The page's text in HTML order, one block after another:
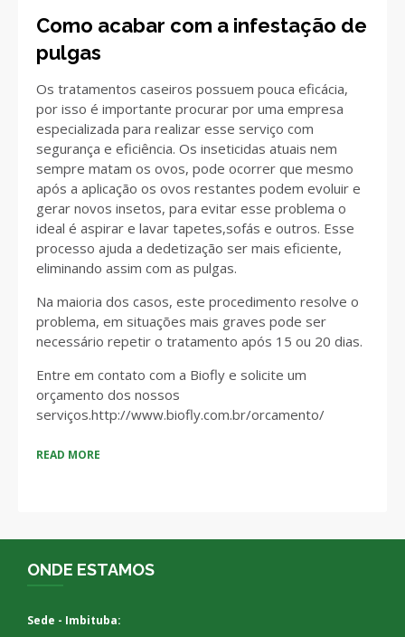
Como acabar com a infestação de
pulgas
Os tratamentos caseiros possuem pouca eficácia,
por isso é importante procurar por uma empresa
especializada para realizar esse serviço com
segurança e eficiência. Os inseticidas atuais nem
sempre matam os ovos, pode ocorrer que mesmo
após a aplicação os ovos restantes podem evoluir e
gerar novos insetos, para evitar esse problema o
ideal é aspirar e lavar tapetes,sofás e outros. Esse
processo ajuda a dedetização ser mais eficiente,
eliminando assim com as pulgas.
Na maioria dos casos, este procedimento resolve o
problema, em situações mais graves pode ser
necessário repetir o tratamento após 15 ou 20 dias.
Entre em contato com a Biofly e solicite um
orçamento dos nossos
serviços.http://www.biofly.com.br/orcamento/
READ MORE
ONDE ESTAMOS
Sede - Imbituba: